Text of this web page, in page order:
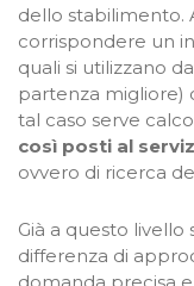
dello stabilimento.
corrispondere un
quali si utilizzano
partenza migliore)
tal caso serve
così posti al
ovvero di ricerca
Già a questo livello
differenza di